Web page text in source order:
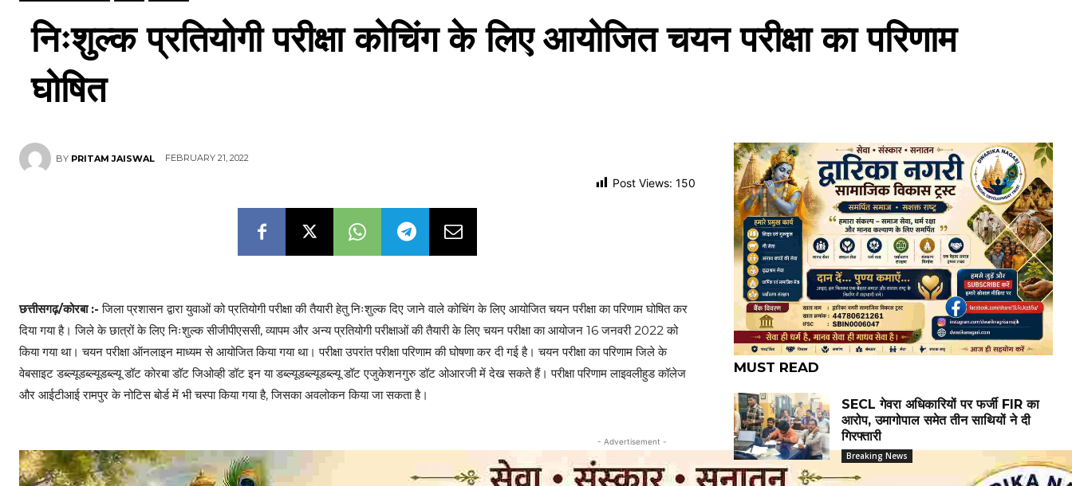
निःशुल्क प्रतियोगी परीक्षा कोचिंग के लिए आयोजित चयन परीक्षा का परिणाम
घोषित
BY PRITAM JAISWAL FEBRUARY 21, 2022
Post Views: 150
छत्तीसगढ़/कोरबा :-जिला प्रशासन द्वारा युवाओं को प्रतियोगी परीक्षा की तैयारी हेतु निःशुल्क दिए जाने वाले कोचिंग के लिए आयोजित चयन परीक्षा का परिणाम घोषित कर
दिया गया है। जिले के छात्रों के लिए निःशुल्क सीजीपीएससी, व्यापम और अन्य प्रतियोगी परीक्षाओं की तैयारी के लिए चयन परीक्षा का आयोजन 16 जनवरी 2022 को
किया गया था। चयन परीक्षा ऑनलाइन माध्यम से आयोजित किया गया था। परीक्षा उपरांत परीक्षा परिणाम की घोषणा कर दी गई है। चयन परीक्षा का परिणाम जिले के
वेबसाइट डब्ल्यूडब्ल्यूडब्ल्यू डॉट कोरबा डॉट जिओव्ही डॉट इन या डब्ल्यूडब्ल्यूडब्ल्यू डॉट एजुकेशनगुरु डॉट ओआरजी में देख सकते हैं। परीक्षा परिणाम लाइवलीहुड कॉलेज
और आईटीआई रामपुर के नोटिस बोर्ड में भी चस्पा किया गया है, जिसका अवलोकन किया जा सकता है।
- Advertisement -
MUST READ
SECL गेवरा अधिकारियों पर फर्जी FIR का
आरोप, उमागोपाल समेत तीन साथियों ने दी
गिरफ्तारी
Breaking News